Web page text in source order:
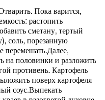
Пока варится,
растопить
сметану, тертый
соль, порезанную
перемешать.Далее,
на половинки и разложить
противень. Картофель
поверх картофеля
соус.Выпекать